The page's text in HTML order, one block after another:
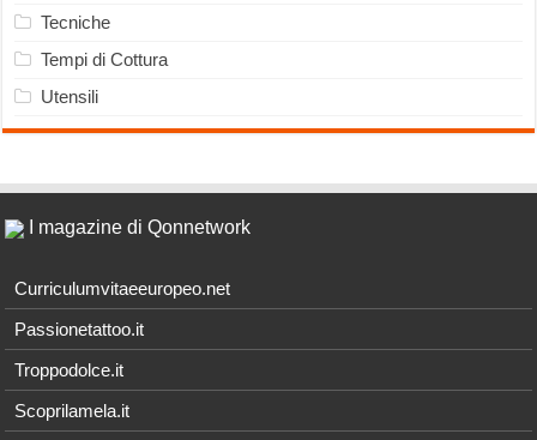
Tecniche
Tempi di Cottura
Utensili
I magazine di Qonnetwork
Curriculumvitaeeuropeo.net
Passionetattoo.it
Troppodolce.it
Scoprilamela.it